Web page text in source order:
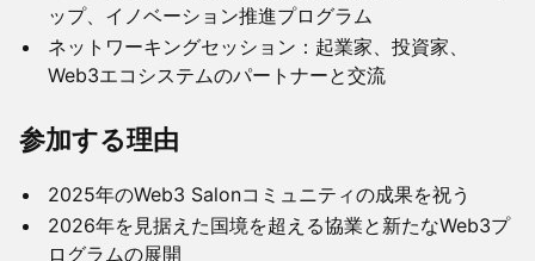
ップ、イノベーション推進プログラム
ネットワーキングセッション：起業家、投資家、
Web3エコシステムのパートナーと交流
参加する理由
2025年のWeb3 Salonコミュニティの成果を祝う
2026年を見据えた国境を超える協業と新たなWeb3プ
ログラムの展開